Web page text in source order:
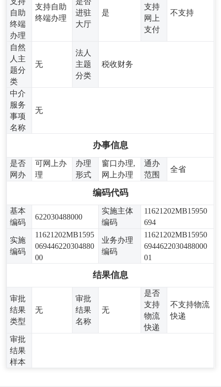
自助
终端
办理
支持自助
终端办理
进驻
大厅
是
支持
网上
支付
不支持
自然
人主
题分
类
无
法人
主题
分类
税收财务
中介
服务
事项
名称
无
办事信息
是否
网办
可网上办
理
办理
形式
窗口办理,
网上办理
通办
范围
全省
编码代码
基本
编码
622030488000
实施主体
编码
11621202MB15950
694
实施
编码
11621202MB1595
069446220304880
00
业务办理
编码
11621202MB15950
6944622030488000
01
结果信息
审批
结果
类型
无
审批
结果
名称
无
是否
支持
物流
快递
不支持物流
快递
审批
结果
样本